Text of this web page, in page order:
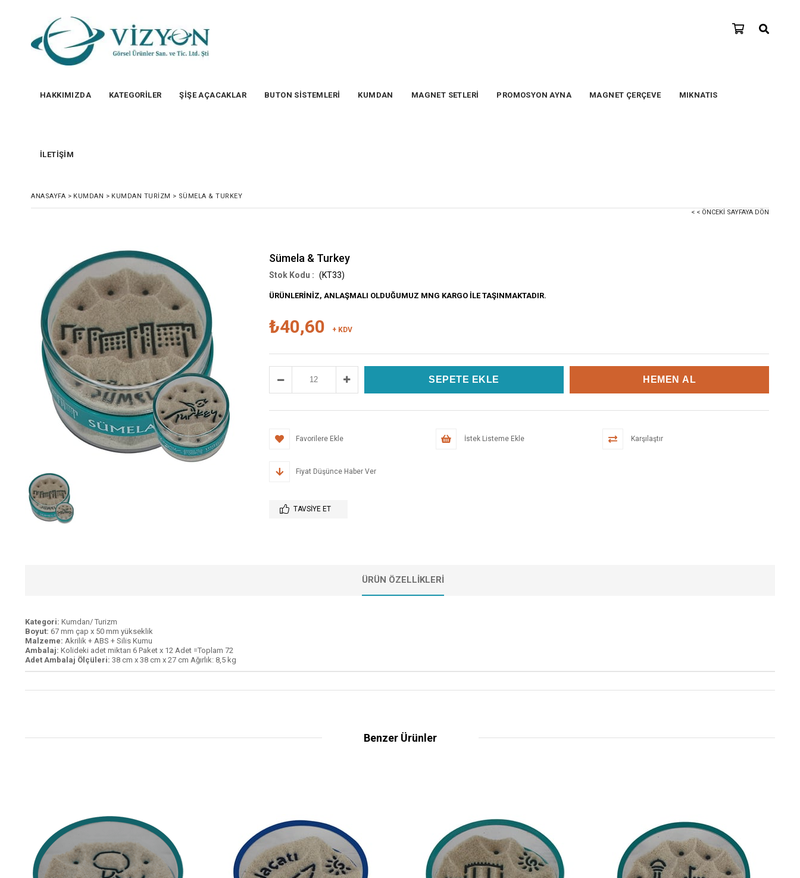
HAKKIMIZDA KATEGORİLER ŞİŞE AÇACAKLAR BUTON SİSTEMLERİ KUMDAN MAGNET SETLERİ PROMOSYON AYNA MAGNET ÇERÇEVE MIKNATIS
İLETİŞİM
ANASAYFA > KUMDAN > KUMDAN TURIZM > SÜMELA & TURKEY
< < ÖNCEKI SAYFAYA DÖN
Sümela & Turkey
(KT33)
ÜRÜNLERİNİZ, ANLAŞMALI OLDUĞUMUZ MNG KARGO İLE TAŞINMAKTADIR.
₺40,60 + KDV
Favorilere Ekle İstek Listeme Ekle Karşılaştır
Fiyat Düşünce Haber Ver
TAVSIYE ET
ÜRÜN ÖZELLIKLERI
Kategori: Kumdan/ Turizm
Boyut: 67 mm çap x 50 mm yükseklik
Malzeme: Akrilik + ABS + Silis Kumu
Ambalaj: Kolideki adet miktarı 6 Paket x 12 Adet =Toplam 72
Adet Ambalaj Ölçüleri: 38 cm x 38 cm x 27 cm Ağırlık: 8,5 kg
Benzer Ürünler